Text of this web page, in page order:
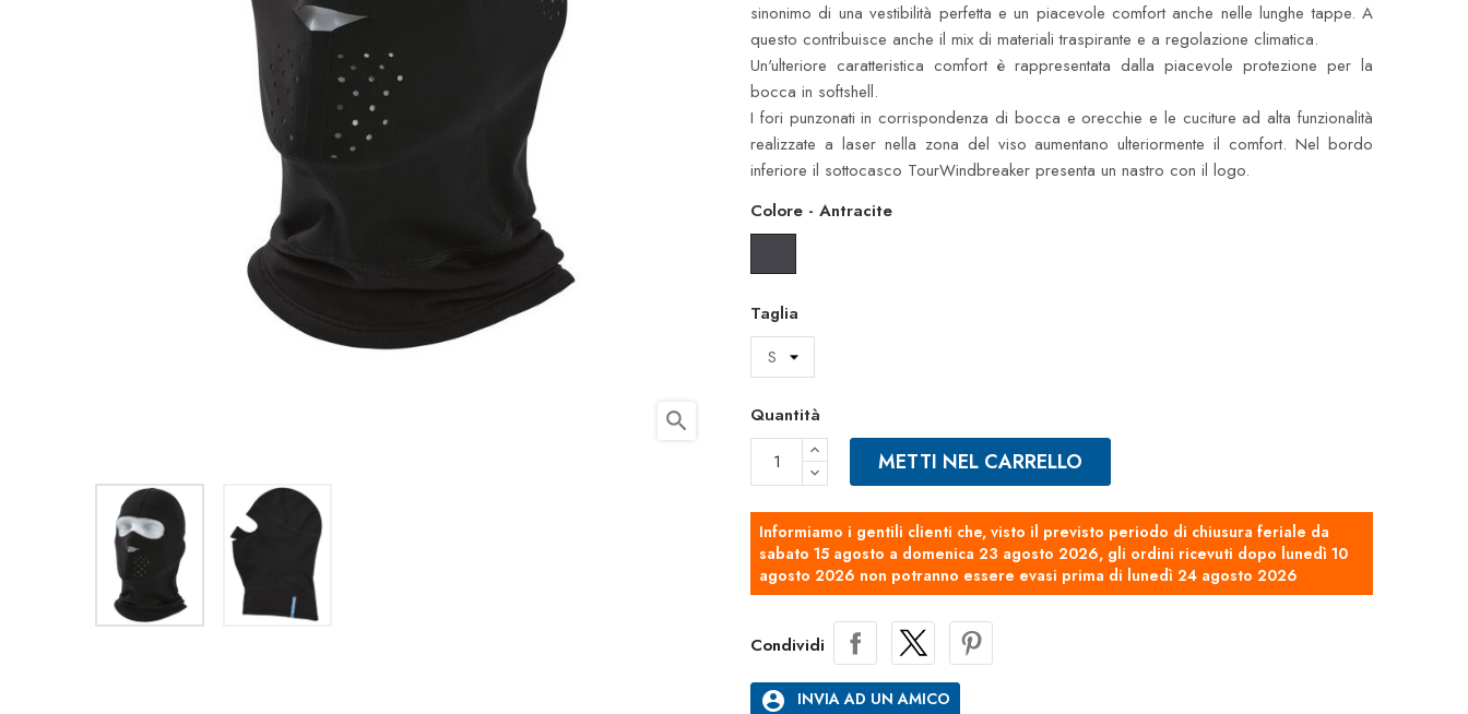
search
sinonimo di una vestibilità perfetta e un piacevole comfort anche nelle lunghe tappe. A
questo contribuisce anche il mix di materiali traspirante e a regolazione climatica.
Un'ulteriore caratteristica comfort è rappresentata dalla piacevole protezione per la
bocca in softshell.
I fori punzonati in corrispondenza di bocca e orecchie e le cuciture ad alta funzionalità
realizzate a laser nella zona del viso aumentano ulteriormente il comfort. Nel bordo
inferiore il sottocasco TourWindbreaker presenta un nastro con il logo.
Colore - Antracite
Taglia
Quantità
METTI NEL CARRELLO
Informiamo i gentili clienti che, visto il previsto periodo di chiusura feriale da
sabato 15 agosto a domenica 23 agosto 2026, gli ordini ricevuti dopo lunedì 10
agosto 2026 non potranno essere evasi prima di lunedì 24 agosto 2026
Condividi
account_circle INVIA AD UN AMICO